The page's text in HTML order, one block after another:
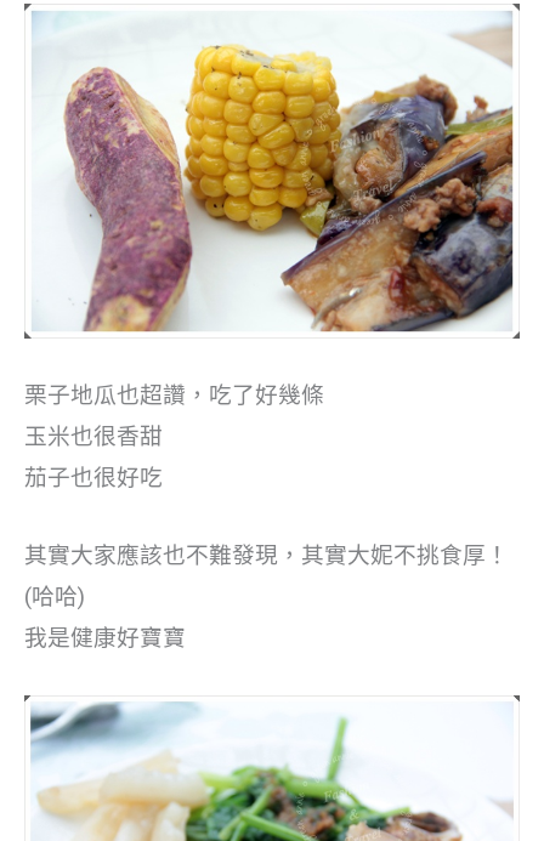
栗子地瓜也超讚，吃了好幾條
玉米也很香甜
茄子也很好吃
其實大家應該也不難發現，其實大妮不挑食厚！
(哈哈)
我是健康好寶寶